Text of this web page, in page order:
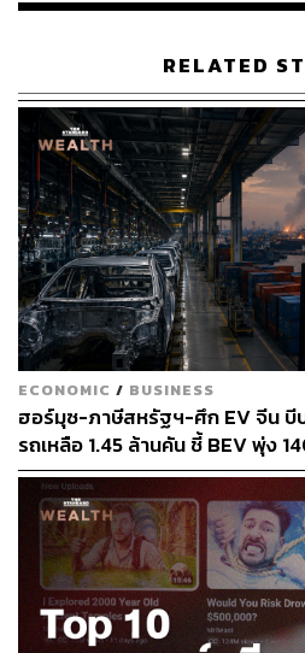
RELATED
ECONOMIC / BUSINESS
ฮอร์มุซ-ภาษีสหรัฐฯ-ศึก EV จีน บีบ
รถเหลือ 1.45 ล้านคัน ชี้ BEV พุ่ง